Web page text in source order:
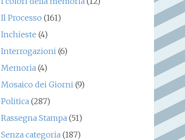
Il Processo (161)
Inchieste (4)
Interrogazioni(6)
Memoria(4)
Mosaico dei Giorni(9)
Politica(287)
Rassegna Stampa(51)
Senza categoria(187)